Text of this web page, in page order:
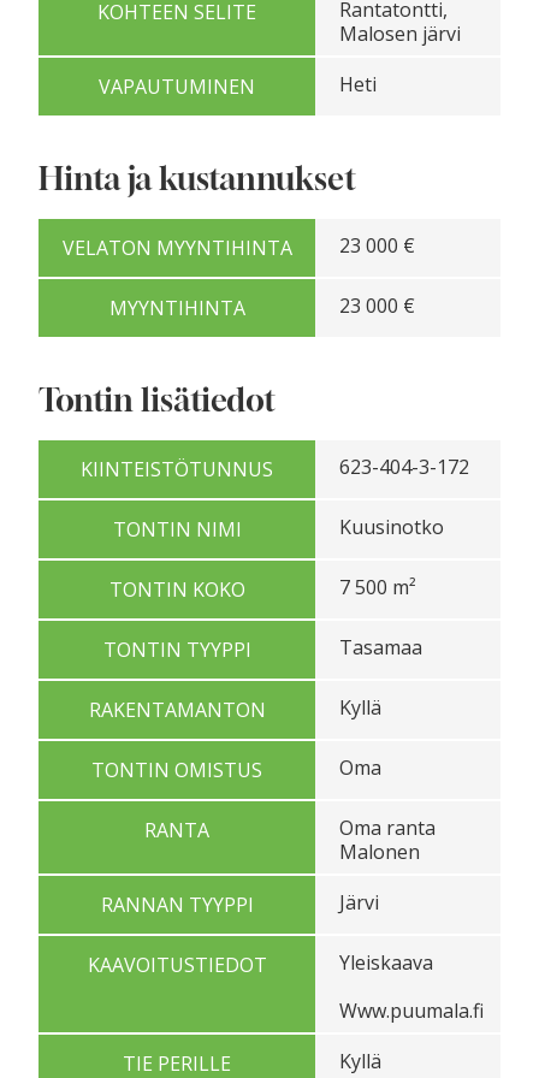
KOHTEEN SELITE
Rantatontti,
Malosen järvi
VAPAUTUMINEN
Heti
Hinta ja kustannukset
VELATON MYYNTIHINTA 23 000 €
MYYNTIHINTA 23 000 €
Tontin lisätiedot
KIINTEISTÖTUNNUS 623-404-3-172
TONTIN NIMI Kuusinotko
TONTIN KOKO 7 500 m²
TONTIN TYYPPI Tasamaa
RAKENTAMANTON Kyllä
TONTIN OMISTUS Oma
RANTA
Oma ranta
Malonen
RANNAN TYYPPI
Järvi
KAAVOITUSTIEDOT
Yleiskaava
Www.puumala.fi
TIE PERILLE
Kyllä